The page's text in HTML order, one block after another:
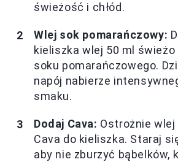
świeżość i chłód.
Wlej sok pomarańczowy:
kieliszka wlej 50 ml
soku pomarańczowego.
napój nabierze
smaku.
Dodaj Cava: Ostrożnie wlej
Cava do kieliszka. Staraj
aby nie zburzyć bąbelków,